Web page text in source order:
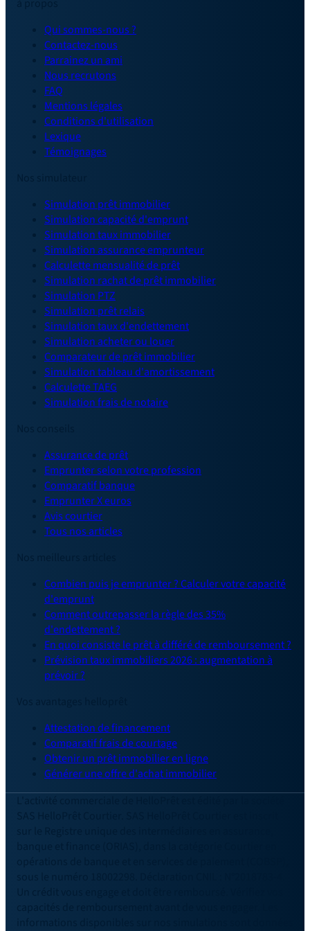
Qui sommes-nous ?
Contactez-nous
Parrainez un ami
Nous recrutons
FAQ
Mentions légales
Conditions d'utilisation
Lexique
Témoignages
Simulation prêt immobilier
Simulation capacité d'emprunt
Simulation taux immobilier
Simulation assurance emprunteur
Calculette mensualité de prêt
Simulation rachat de prêt immobilier
Simulation PTZ
Simulation prêt relais
Simulation taux d'endettement
Simulation acheter ou louer
Comparateur de prêt immobilier
Simulation tableau d'amortissement
Calculette TAEG
Simulation frais de notaire
Assurance de prêt
Emprunter selon votre profession
Comparatif banque
Emprunter X euros
Avis courtier
Tous nos articles
Combien puis je emprunter ? Calculer votre capacité
d'emprunt
Comment outrepasser la règle des 35%
d'endettement ?
En quoi consiste le prêt à différé de remboursement ?
Prévision taux immobiliers 2026 : augmentation à
prévoir ?
Attestation de financement
Comparatif frais de courtage
Obtenir un prêt immobilier en ligne
Générer une offre d'achat immobilier